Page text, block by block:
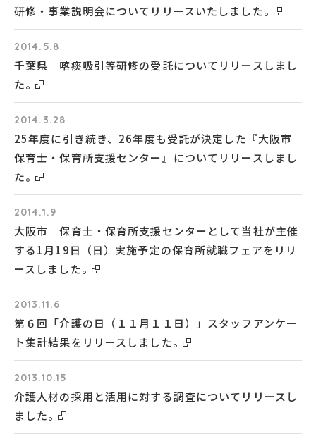
研修・事業説明会についてリリースいたしました。
2014.5.8
千葉県 喀痰吸引等研修の受託についてリリースしまし
た。
2014.3.28
25年度に引き続き、26年度も受託が決定した『大阪市
保育士・保育所支援センター』についてリリースしまし
た。
2014.1.9
大阪市 保育士・保育所支援センターとして当社が主催
する1月19日（日）実施予定の保育所就職フェアをリリ
ースしました。
2013.11.6
第６回「介護の日（１１月１１日）」スタッフアンケー
ト集計結果をリリースしました。
2013.10.15
介護人材の採用と活用に対する調査についてリリースし
ました。